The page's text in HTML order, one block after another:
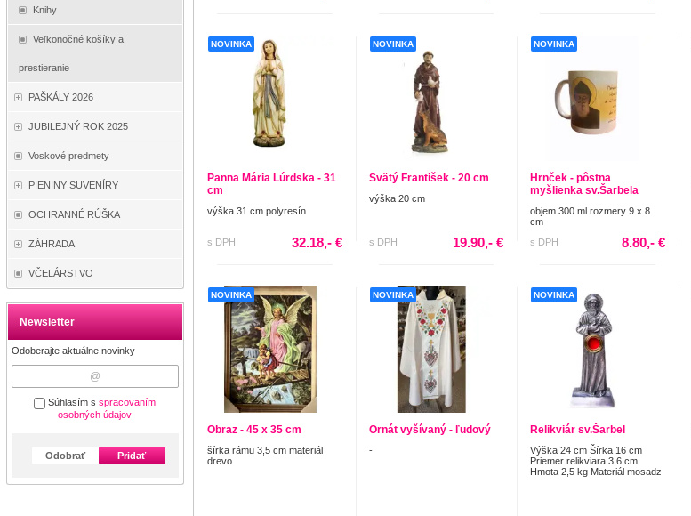
Knihy
Veľkonočné košíky a
prestieranie
PAŠKÁLY 2026
JUBILEJNÝ ROK 2025
Voskové predmety
PIENINY SUVENÍRY
OCHRANNÉ RÚŠKA
ZÁHRADA
VČELÁRSTVO
Newsletter
Odoberajte aktuálne novinky
Súhlasím sspracovaním
osobných údajov
Odobrať Pridať
NOVINKA
Panna Mária Lúrdska - 31
cm
výška 31 cm polyresín
s DPH 32.18,- €
NOVINKA
Svätý František - 20 cm
výška 20 cm
s DPH 19.90,- €
NOVINKA
Hrnček - pôstna
myšlienka sv.Šarbela
objem 300 ml rozmery 9 x 8
cm
s DPH
8.80,- €
NOVINKA
Obraz - 45 x 35 cm
šírka rámu 3,5 cm materiál
drevo
NOVINKA
Ornát vyšívaný - ľudový
-
NOVINKA
Relikviár sv.Šarbel
Výška 24 cm Šírka 16 cm
Priemer relikviara 3,6 cm
Hmota 2,5 kg Materiál mosadz